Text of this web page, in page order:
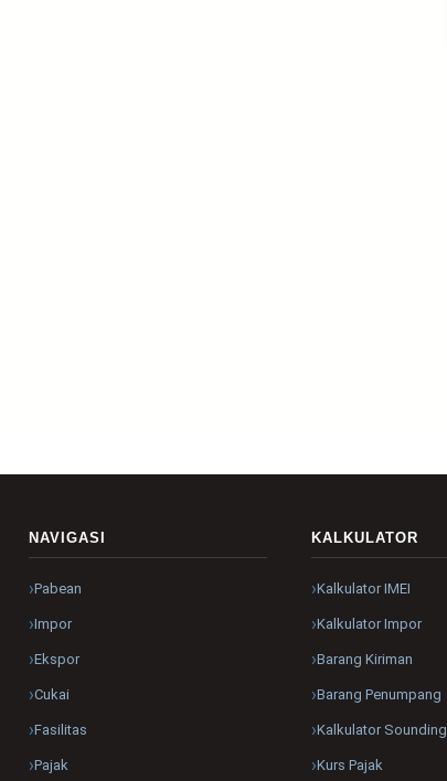
NAVIGASI
Pabean
Impor
Ekspor
Cukai
Fasilitas
Pajak
KALKULATOR
Kalkulator IMEI
Kalkulator Impor
Barang Kiriman
Barang Penumpang
Kalkulator Sounding
Kurs Pajak